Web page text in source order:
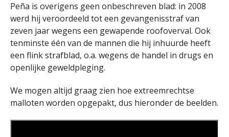
Peña is overigens geen onbeschreven blad: in 2008
werd hij veroordeeld tot een gevangenisstraf van
zeven jaar wegens een gewapende roofoverval. Ook
tenminste één van de mannen die hij inhuurde heeft
een flink strafblad, o.a. wegens de handel in drugs en
openlijke geweldpleging.
We mogen altijd graag zien hoe extreemrechtse
malloten worden opgepakt, dus hieronder de beelden.